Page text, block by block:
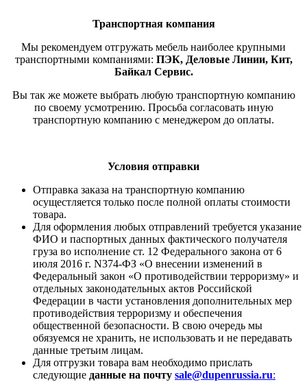
Транспортная компания
Мы рекомендуем отгружать мебель наиболее крупными
транспортными компаниями: ПЭК, Деловые Линии, Кит,
Байкал Сервис.
Вы так же можете выбрать любую транспортную компанию
по своему усмотрению. Просьба согласовать иную
транспортную компанию с менеджером до оплаты.
Условия отправки
Отправка заказа на транспортную компанию
осущестляется только после полной оплаты стоимости
товара.
Для оформления любых отправлений требуется указание
ФИО и паспортных данных фактического получателя
груза во исполнение ст. 12 Федерального закона от 6
июля 2016 г. N374-ФЗ «О внесении изменений в
Федеральный закон «О противодействии терроризму» и
отдельных законодательных актов Российской
Федерации в части установления дополнительных мер
противодействия терроризму и обеспечения
общественной безопасности. В свою очередь мы
обязуемся не хранить, не использовать и не передавать
данные третьим лицам.
Для отгрузки товара вам необходимо прислать
следующие данные на почту sale@dupenrussia.ru: